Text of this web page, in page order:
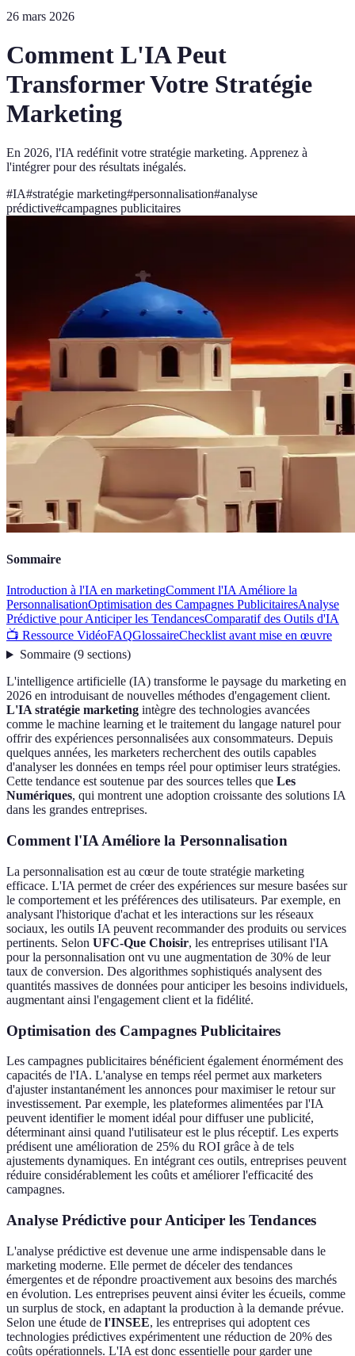
26 mars 2026
Comment L'IA Peut
Transformer Votre Stratégie
Marketing
En 2026, l'IA redéfinit votre stratégie marketing. Apprenez à
l'intégrer pour des résultats inégalés.
#IA#stratégie marketing#personnalisation#analyse
prédictive#campagnes publicitaires
Sommaire
Introduction à l'IA en marketingComment l'IA Améliore la
PersonnalisationOptimisation des Campagnes PublicitairesAnalyse
Prédictive pour Anticiper les TendancesComparatif des Outils d'IA
📺 Ressource VidéoFAQGlossaireChecklist avant mise en œuvre
Sommaire(9 sections)
L'intelligence artificielle (IA) transforme le paysage du marketing en
2026 en introduisant de nouvelles méthodes d'engagement client.
L'IA stratégie marketing intègre des technologies avancées
comme le machine learning et le traitement du langage naturel pour
offrir des expériences personnalisées aux consommateurs. Depuis
quelques années, les marketers recherchent des outils capables
d'analyser les données en temps réel pour optimiser leurs stratégies.
Cette tendance est soutenue par des sources telles que Les
Numériques, qui montrent une adoption croissante des solutions IA
dans les grandes entreprises.
Comment l'IA Améliore la Personnalisation
La personnalisation est au cœur de toute stratégie marketing
efficace. L'IA permet de créer des expériences sur mesure basées sur
le comportement et les préférences des utilisateurs. Par exemple, en
analysant l'historique d'achat et les interactions sur les réseaux
sociaux, les outils IA peuvent recommander des produits ou services
pertinents. Selon UFC-Que Choisir, les entreprises utilisant l'IA
pour la personnalisation ont vu une augmentation de 30% de leur
taux de conversion. Des algorithmes sophistiqués analysent des
quantités massives de données pour anticiper les besoins individuels,
augmentant ainsi l'engagement client et la fidélité.
Optimisation des Campagnes Publicitaires
Les campagnes publicitaires bénéficient également énormément des
capacités de l'IA. L'analyse en temps réel permet aux marketers
d'ajuster instantanément les annonces pour maximiser le retour sur
investissement. Par exemple, les plateformes alimentées par l'IA
peuvent identifier le moment idéal pour diffuser une publicité,
déterminant ainsi quand l'utilisateur est le plus réceptif. Les experts
prédisent une amélioration de 25% du ROI grâce à de tels
ajustements dynamiques. En intégrant ces outils, entreprises peuvent
réduire considérablement les coûts et améliorer l'efficacité des
campagnes.
Analyse Prédictive pour Anticiper les Tendances
L'analyse prédictive est devenue une arme indispensable dans le
marketing moderne. Elle permet de déceler des tendances
émergentes et de répondre proactivement aux besoins des marchés
en évolution. Les entreprises peuvent ainsi éviter les écueils, comme
un surplus de stock, en adaptant la production à la demande prévue.
Selon une étude de l'INSEE, les entreprises qui adoptent ces
technologies prédictives expérimentent une réduction de 20% des
coûts opérationnels. L'IA est donc essentielle pour garder une